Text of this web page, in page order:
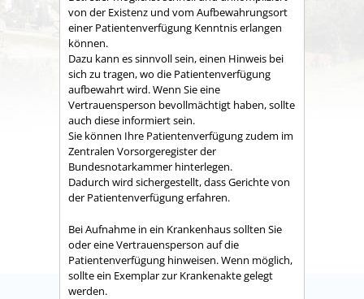
von der Existenz und vom Aufbewahrungsort
einer Patientenverfügung Kenntnis erlangen
können.
Dazu kann es sinnvoll sein, einen Hinweis bei
sich zu tragen, wo die Patientenverfügung
aufbewahrt wird. Wenn Sie eine
Vertrauensperson bevollmächtigt haben, sollte
auch diese informiert sein.
Sie können Ihre Patientenverfügung zudem im
Zentralen Vorsorgeregister der
Bundesnotarkammer hinterlegen.
Dadurch wird sichergestellt, dass Gerichte von
der Patientenverfügung erfahren.
Bei Aufnahme in ein Krankenhaus sollten Sie
oder eine Vertrauensperson auf die
Patientenverfügung hinweisen.Wenn möglich,
sollte ein Exemplar zur Krankenakte gelegt
werden.